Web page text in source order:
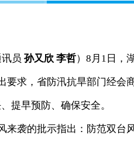
讯员 孙又欣 李哲）8月1日，
要求，省防汛抗旱部门经会
提早预防、确保安全。
袭的批示指出：防范双台